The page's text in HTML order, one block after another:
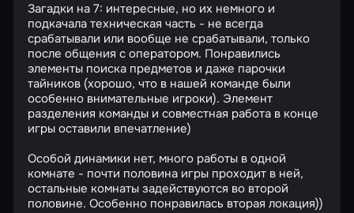
Загадки на 7: интересные, но их немного и
подкачала техническая часть - не всегда
срабатывали или вообще не срабатывали, только
после общения с оператором. Понравились
элементы поиска предметов и даже парочки
тайников (хорошо, что в нашей команде были
особенно внимательные игроки). Элемент
разделения команды и совместная работа в конце
игры оставили впечатление)
Особой динамики нет, много работы в одной
комнате - почти половина игры проходит в ней,
остальные комнаты задействуются во второй
половине. Особенно понравилась вторая локация))